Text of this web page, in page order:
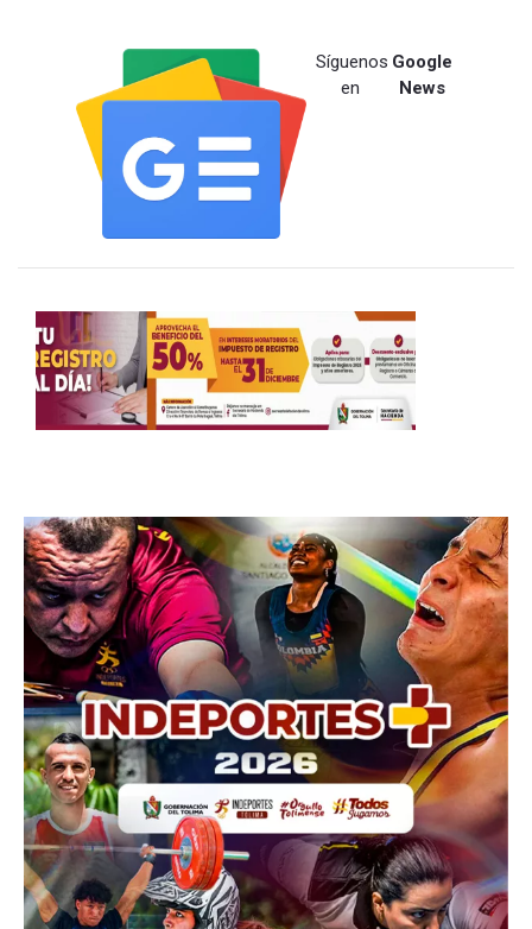
Síguenos
en
Google
News